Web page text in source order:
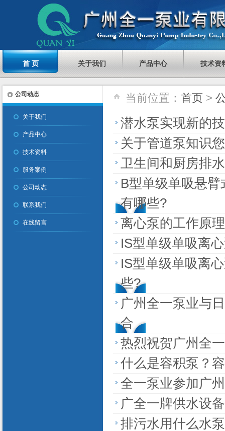
首 页 关于我们 产品中心 技术资
公司动态
关于我们
产品中心
技术资料
服务案例
公司动态
联系我们
在线留言
当前位置： 首页 >
潜水泵实现新的
关于管道泵知识
卫生间和厨房排
B型单级单吸悬
有哪些?
离心泵的工作原
IS型单级单吸离
IS型单级单吸离
些?
广州全一泵业与
合
热烈祝贺广州全
什么是容积泵？
全一泵业参加广
广全一牌供水设
排污水用什么水